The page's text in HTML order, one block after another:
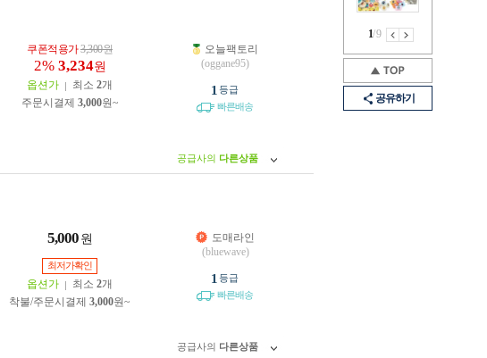
1/9
공유하기
쿠폰적용가3,300원
2% 3,234원
옵션가 최소 2개
주문시결제 3,000원~
오늘팩토리
(oggane95)
1 등급
빠른배송
공급사의 다른상품
5,000 원
최저가확인
옵션가 최소 2개
착불/주문시결제 3,000원~
도매라인
(bluewave)
1 등급
빠른배송
공급사의 다른상품